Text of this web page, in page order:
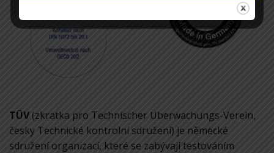
TÜV(zkratka pro Technischer Überwachungs-Verein,
česky Technické kontrolní sdružení) je německé
sdružení organizací, které se zabývají testováním